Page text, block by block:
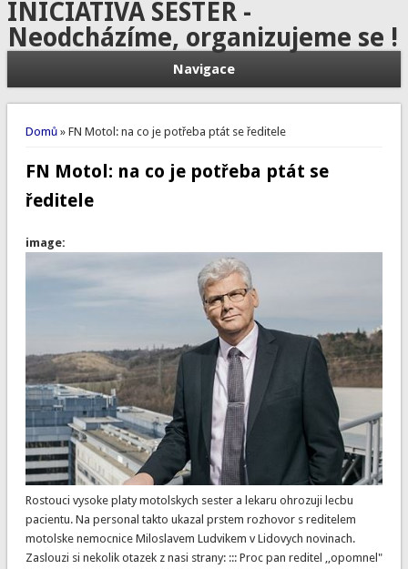
INICIATIVA SESTER -
Neodcházíme, organizujeme se !
Navigace
Jste zde
Domů» FN Motol: na co je potřeba ptát se ředitele
FN Motol: na co je potřeba ptát se
ředitele
image:
Rostouci vysoke platy motolskych sester a lekaru ohrozuji lecbu
pacientu. Na personal takto ukazal prstem rozhovor s reditelem
motolske nemocnice Miloslavem Ludvikem v Lidovych novinach.
Zaslouzi si nekolik otazek z nasi strany: ::: Proc pan reditel ,,opomnel"